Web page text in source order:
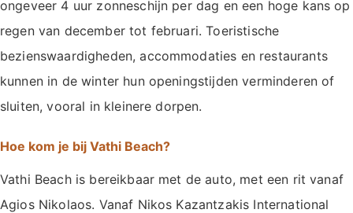
ongeveer 4 uur zonneschijn per dag en een hoge kans op
regen van december tot februari. Toeristische
bezienswaardigheden, accommodaties en restaurants
kunnen in de winter hun openingstijden verminderen of
sluiten, vooral in kleinere dorpen.
Hoe kom je bij Vathi Beach?
Vathi Beach is bereikbaar met de auto, met een rit vanaf
Agios Nikolaos. Vanaf Nikos Kazantzakis International